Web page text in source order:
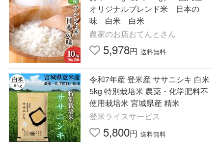
オリジナルブレンド米 日本の
味 白米 白米
農家のお店おてんとさん
5,978円 送料無料
令和7年産 登米産 ササニシキ 白米
5kg 特別栽培米 農薬・化学肥料不
使用栽培米 宮城県産 精米
登米ライスサービス
5,800円 送料無料